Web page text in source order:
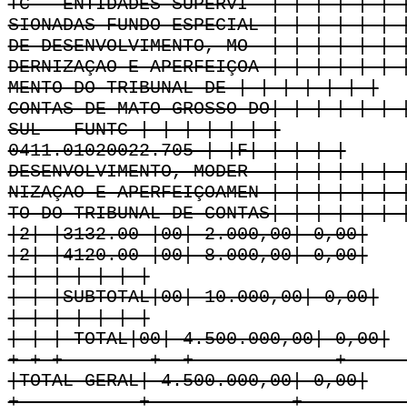
TC - ENTIDADES SUPERVI- | | | | | |
SIONADAS FUNDO ESPECIAL | | | | | |
DE DESENVOLVIMENTO, MO- | | | | | |
DERNIZAÇAO E APERFEIÇOA-| | | | | |
MENTO DO TRIBUNAL DE | | | | | | |
CONTAS DE MATO GROSSO DO| | | | | |
SUL - FUNTC | | | | | | |
0411.01020022.705 | |F| | | | |
DESENVOLVIMENTO, MODER- | | | | | |
NIZAÇAO E APERFEIÇOAMEN-| | | | | |
TO DO TRIBUNAL DE CONTAS| | | | | |
|2| |3132.00 |00| 2.000,00| 0,00|
|2| |4120.00 |00| 8.000,00| 0,00|
| | | | | | |
| | |SUBTOTAL|00| 10.000,00| 0,00|
| | | | | | |
| | | TOTAL|00| 4.500.000,00| 0,00|
+-+-+--------+--+-------------
|TOTAL GERAL| 4.500.000,00| 0,00|
+-----------+-------------